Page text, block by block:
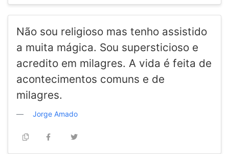
Não sou religioso mas tenho assistido
a muita mágica. Sou supersticioso e
acredito em milagres. A vida é feita de
acontecimentos comuns e de
milagres.
Jorge Amado